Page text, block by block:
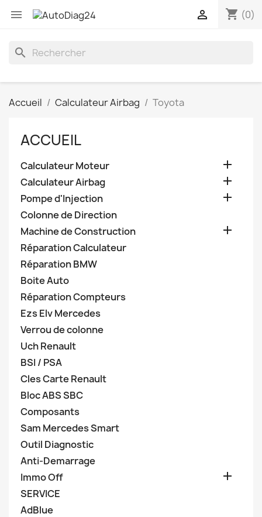
 shopping_cart (0)

search
Accueil Calculateur Airbag Toyota
ACCUEIL
Calculateur Moteur 
Calculateur Airbag 
Pompe d'Injection 
Colonne de Direction
Machine de Construction

Réparation Calculateur
Réparation BMW
Boite Auto
Réparation Compteurs
Ezs Elv Mercedes
Verrou de colonne
Uch Renault
BSI / PSA
Cles Carte Renault
Bloc ABS SBC
Composants
Sam Mercedes Smart
Outil Diagnostic
Anti-Demarrage
Immo Off

SERVICE
AdBlue